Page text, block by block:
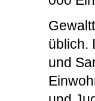
üblich.
und